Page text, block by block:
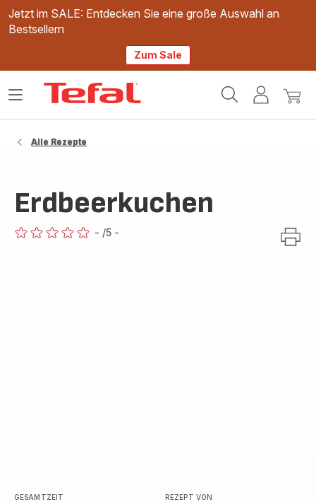
Jetzt im SALE: Entdecken Sie eine große Auswahl an
Bestsellern
Zum Sale
Mein
Mein
Das
Alle Rezepte
Erdbeerkuchen
- /5 -
GESAMTZEIT REZEPT VON